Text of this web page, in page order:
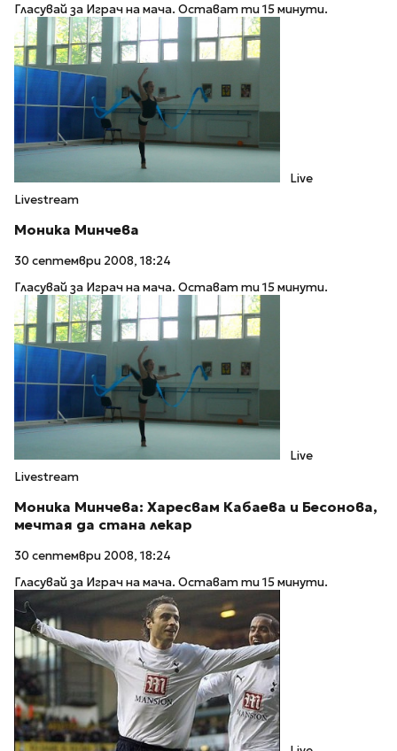
Гласувай за Играч на мача. Остават ти 15 минути.
Live
Livestream
Моника Минчева
30 септември 2008, 18:24
Гласувай за Играч на мача. Остават ти 15 минути.
Live
Livestream
Моника Минчева: Харесвам Кабаева и Бесонова,
мечтая да стана лекар
30 септември 2008, 18:24
Гласувай за Играч на мача. Остават ти 15 минути.